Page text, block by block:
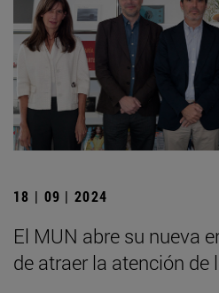
18 | 09 | 2024
El MUN abre su nueva
de atraer la atención de